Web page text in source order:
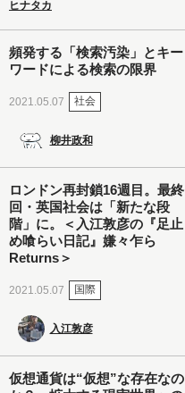
ヒナタカ
頻発する「検索汚染」とキー
ワードによる検索の限界
2021.05.07 社会
柳井政和
ロンドン再封鎖16週目。最終
回・英国社会は「新たな段
階」に。＜入江敦彦の『足止
め喰らい日記』嫌々乍ら
Returns＞
2021.05.07 国際
入江敦彦
仮想通貨は“仮想”な存在なの